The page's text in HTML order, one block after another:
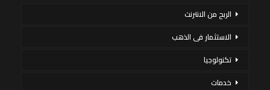
الربح من الانترنت
الاستثمار فى الذهب
تكنولوجيا
خدمات